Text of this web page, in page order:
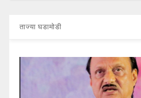
ताज्या घडामोडी